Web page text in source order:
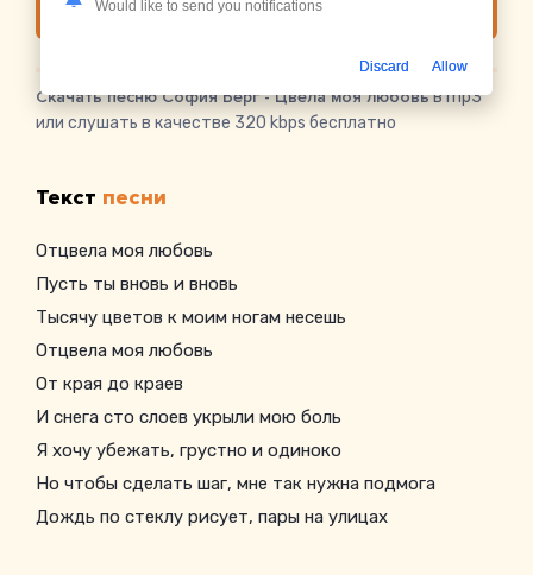
Скачать
Скачать песню София Берг - Цвела моя любовьв mp3
или слушать в качестве 320 kbps бесплатно
Текст песни
Отцвела моя любовь
Пусть ты вновь и вновь
Тысячу цветов к моим ногам несешь
Отцвела моя любовь
От края до краев
И снега сто слоев укрыли мою боль
Я хочу убежать, грустно и одиноко
Но чтобы сделать шаг, мне так нужна подмога
Дождь по стеклу рисует, пары на улицах
Would like to send you notifications
Discard Allow